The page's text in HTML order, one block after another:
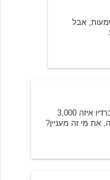
אבל
מזכיר קצת את השיר האווילי שמתנגן לו ברדיו איזה 3,000
מי זה מעניין?